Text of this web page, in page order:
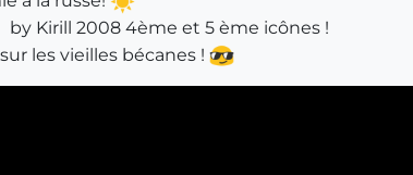
by Kirill 2008 4ème et 5 ème icônes !
les vieilles bécanes !